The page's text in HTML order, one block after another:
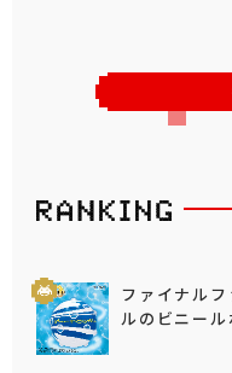
ファイナル
ルのビニー